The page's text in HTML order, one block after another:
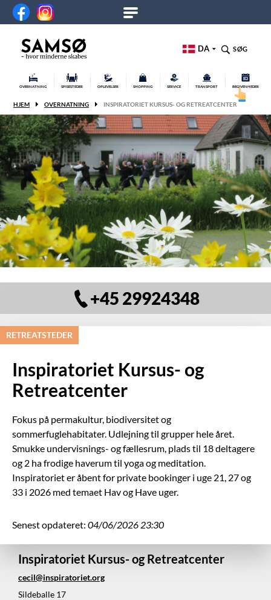
DA SØG
OVERNATNING SPISESTEDER OPLEVELSER SHOPPING SERVICE TRANSPORT BEGIVENHEDER
HJEM OVERNATNING INSPIRATORIET KURSUS- OG RETREATCENTER
+45 29924348
RETREATSTEDER
Inspiratoriet Kursus- og
Retreatcenter
Fokus på permakultur, biodiversitet og
sommerfuglehabitater. Udlejning til grupper hele året.
Smukke undervisnings- og fællesrum, plads til 18 deltagere
og 2 ha frodige haverum til yoga og meditation.
Inspiratoriet er åbent for private bookinger i uge 21, 27 og
33 i 2026 med temaet Hav og Have uger.
Senest opdateret: 04/06/2026 23:30
Inspiratoriet Kursus- og Retreatcenter
cecil@inspiratoriet.org
Sildeballe 17